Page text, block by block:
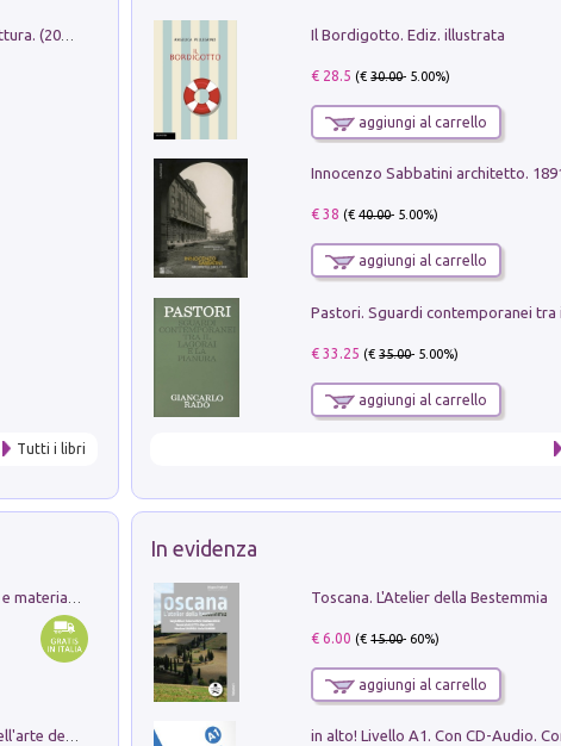
Dromos. Libro periodico di architettura. (2026). Vol. 15: Post-model
Tutti i libri
Il Bordigotto. Ediz. illustrata
€ 28.5 (€30.00- 5.00%)
aggiungi al carrello
Innocenzo Sabbatini architetto.
€ 38 (€40.00- 5.00%)
aggiungi al carrello
€ 33.25 (€35.00- 5.00%)
aggiungi al carrello
Ricerche dei dottorandi in storia dell'arte della Sapienza
In evidenza
Toscana. L'Atelier della Bestemmia
€ 6.00 (€15.00- 60%)
aggiungi al carrello